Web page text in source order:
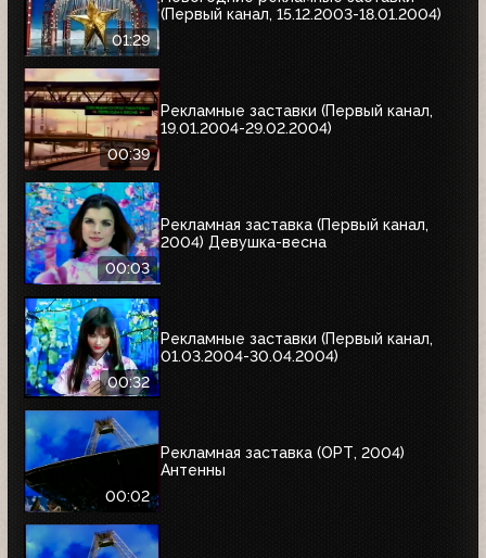
01:29
(Первый канал, 15.12.2003-18.01.2004)
00:39
Рекламные заставки (Первый канал,
19.01.2004-29.02.2004)
00:03
Рекламная заставка (Первый канал,
2004) Девушка-весна
00:32
Рекламные заставки (Первый канал,
01.03.2004-30.04.2004)
00:02
Рекламная заставка (ОРТ, 2004)
Антенны